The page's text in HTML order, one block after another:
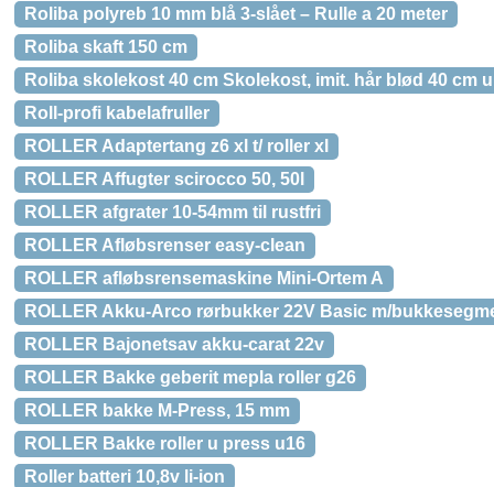
Roliba polyreb 10 mm blå 3-slået – Rulle a 20 meter
Roliba skaft 150 cm
Roliba skolekost 40 cm Skolekost, imit. hår blød 40 cm
Roll-profi kabelafruller
ROLLER Adaptertang z6 xl t/ roller xl
ROLLER Affugter scirocco 50, 50l
ROLLER afgrater 10-54mm til rustfri
ROLLER Afløbsrenser easy-clean
ROLLER afløbsrensemaskine Mini-Ortem A
ROLLER Akku-Arco rørbukker 22V Basic m/
ROLLER Bajonetsav akku-carat 22v
ROLLER Bakke geberit mepla roller g26
ROLLER bakke M-Press, 15 mm
ROLLER Bakke roller u press u16
Roller batteri 10,8v li-ion